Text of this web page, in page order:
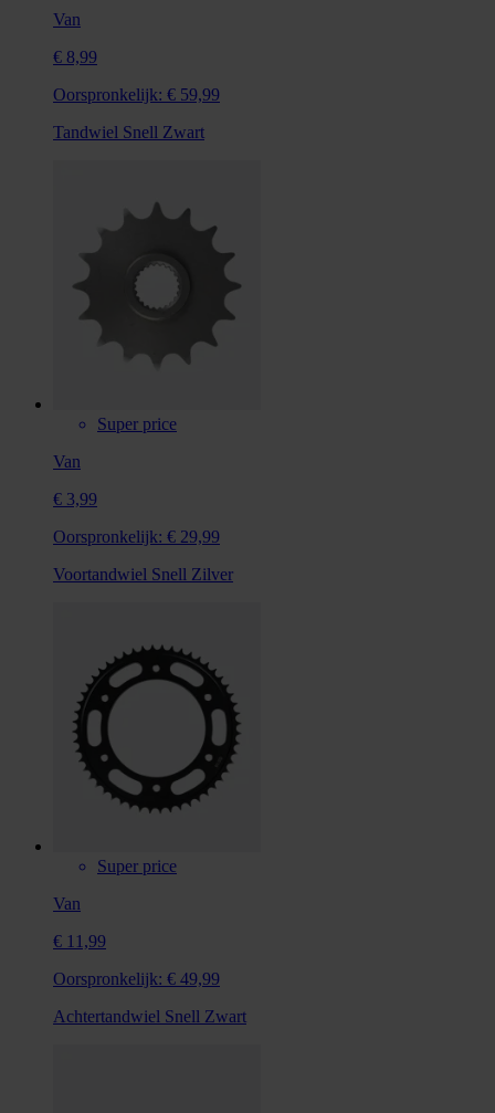
Van
€ 8,99
Oorspronkelijk: € 59,99
Tandwiel Snell Zwart
Super price
Van
€ 3,99
Oorspronkelijk: € 29,99
Voortandwiel Snell Zilver
Super price
Van
€ 11,99
Oorspronkelijk: € 49,99
Achtertandwiel Snell Zwart